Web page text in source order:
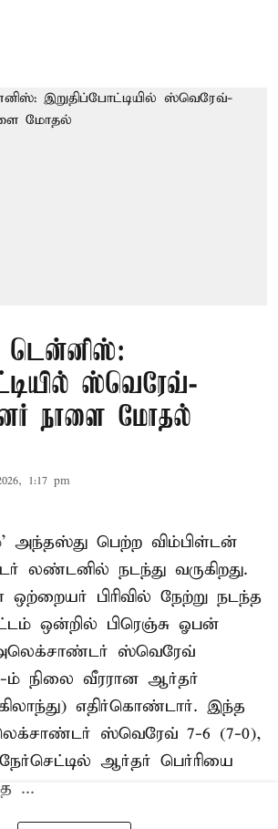
டென்னிஸ்:
ஸ்வெரேவ்-
நாளை மோதல்
1:17 pm
அந்தஸ்து பெற்ற விம்பிள்டன்
லண்டனில் நடந்து வருகிறது.
பிரிவில் நேற்று நடந்த
ஒன்றில் பிரெஞ்சு ஓபன்
ஸ்வெரேவ்
ம் நிலை வீரரான ஆர்தர்
எதிர்கொண்டார். இந்த
ஸ்வெரேவ் 7-6 (7-0),
ஆர்தர் பெர்ரியை
...